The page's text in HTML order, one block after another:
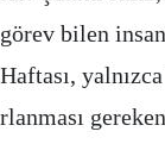
bilen